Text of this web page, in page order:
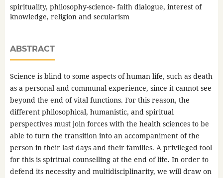
spirituality, philosophy-science- faith dialogue, interest of
knowledge, religion and secularism
ABSTRACT
Science is blind to some aspects of human life, such as death
as a personal and communal experience, since it cannot see
beyond the end of vital functions. For this reason, the
different philosophical, humanistic, and spiritual
perspectives must join forces with the health sciences to be
able to turn the transition into an accompaniment of the
person in their last days and their families. A privileged tool
for this is spiritual counselling at the end of life. In order to
defend its necessity and multidisciplinarity, we will draw on